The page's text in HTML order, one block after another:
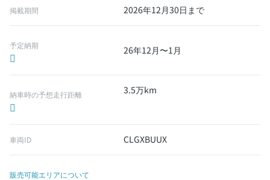
掲載期間 2026年12月30日まで
予定納期 26年12月〜1月
納車時の予想走行距離 3.5万km
車両ID CLGXBUUX
販売可能エリアについて